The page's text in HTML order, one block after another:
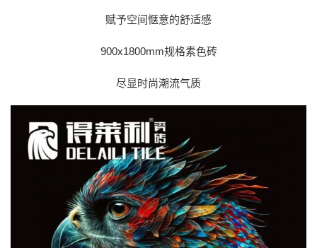
赋予空间惬意的舒适感
900x1800mm规格素色砖
尽显时尚潮流气质